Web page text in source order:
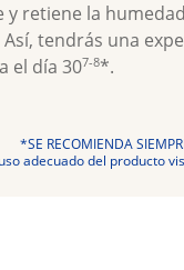
y retiene la
Así, tendrás una
el día 307-8*.
*SE RECOMIENDA
adecuado del producto